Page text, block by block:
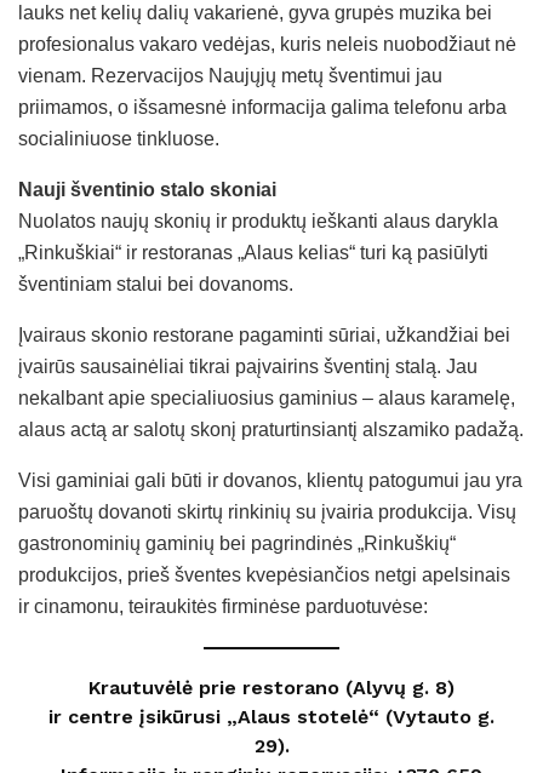
lauks net kelių dalių vakarienė, gyva grupės muzika bei
profesionalus vakaro vedėjas, kuris neleis nuobodžiaut nė
vienam. Rezervacijos Naujųjų metų šventimui jau
priimamos, o išsamesnė informacija galima telefonu arba
socialiniuose tinkluose.
Nauji šventinio stalo skoniai
Nuolatos naujų skonių ir produktų ieškanti alaus darykla
„Rinkuškiai“ ir restoranas „Alaus kelias“ turi ką pasiūlyti
šventiniam stalui bei dovanoms.
Įvairaus skonio restorane pagaminti sūriai, užkandžiai bei
įvairūs sausainėliai tikrai paįvairins šventinį stalą. Jau
nekalbant apie specialiuosius gaminius – alaus karamelę,
alaus actą ar salotų skonį praturtinsiantį alszamiko padažą.
Visi gaminiai gali būti ir dovanos, klientų patogumui jau yra
paruoštų dovanoti skirtų rinkinių su įvairia produkcija. Visų
gastronominių gaminių bei pagrindinės „Rinkuškių“
produkcijos, prieš šventes kvepėsiančios netgi apelsinais
ir cinamonu, teiraukitės firminėse parduotuvėse:
Krautuvėlė prie restorano (Alyvų g. 8)
ir centre įsikūrusi „Alaus stotelė“ (Vytauto g.
29).